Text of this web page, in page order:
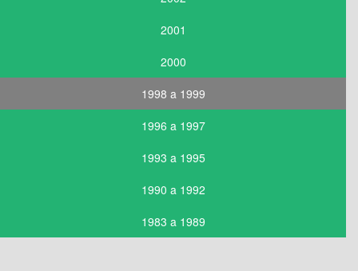
2001
2000
1998 a 1999
1996 a 1997
1993 a 1995
1990 a 1992
1983 a 1989